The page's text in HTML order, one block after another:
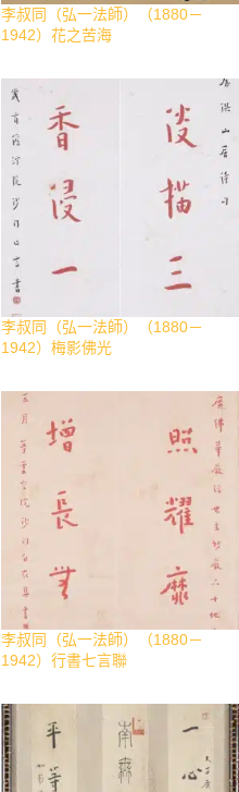
李叔同（弘一法師）（1880－
1942）花之苦海
李叔同（弘一法師）（1880－
1942）梅影佛光
李叔同（弘一法師）（1880－
1942）行書七言聯